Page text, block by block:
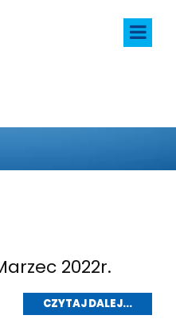
2022r.
CZYTAJ DALEJ...